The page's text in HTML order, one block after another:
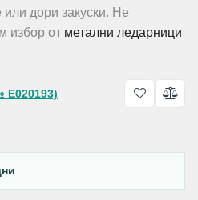
дори закуски. Не
избор от метални ледарници
E020193)